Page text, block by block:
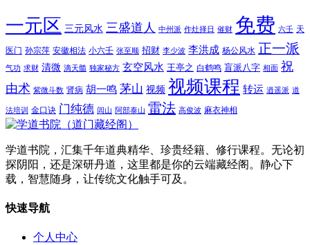
一元区 三元风水 三盛道人 中州派 作灶择日 催财 免费 六壬 天
医门 孙宗萍 安徽相法 小六壬 张至顺 招财 李少波 李洪成 杨公风水 正一派
气功 求财 清微 滴天髓 独家秘方 玄空风水 王亭之 白鹤鸣 盲派八字 相面 祝
由术 紫微斗数 肾病 胡一鸣 茅山 视频 视频课程 转运 逍遥派 道
法培训 金口诀 门纯德 闾山 阿部泰山 雷法 高俊波 麻衣神相
学道书院，汇集千年道典精华、珍贵经籍、修行课程。无论初
探阴阳，还是深研丹道，这里都是你的云端藏经阁。静心下
载，智慧随身，让传统文化触手可及。
快速导航
个人中心